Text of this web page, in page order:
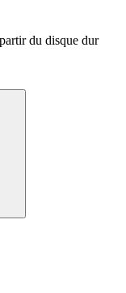
du disque dur